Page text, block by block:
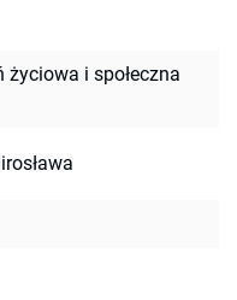
życiowa i społeczna